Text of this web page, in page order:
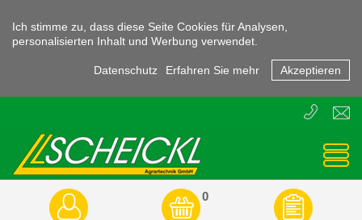
Ich stimme zu, dass diese Seite Cookies für Analysen,
personalisierten Inhalt und Werbung verwendet.
Datenschutz Erfahren Sie mehr Akzeptieren
E
T
3855
0